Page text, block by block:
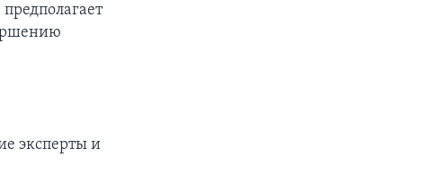
эксперты и